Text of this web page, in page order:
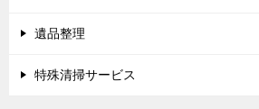
遺品整理
特殊清掃サービス